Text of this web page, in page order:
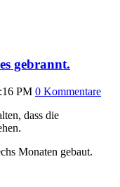
gebrannt.
PM 0 Kommentare
dass die
Monaten gebaut.